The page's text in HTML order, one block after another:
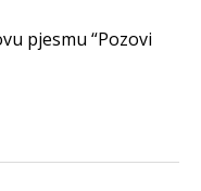
pjesmu “Pozovi